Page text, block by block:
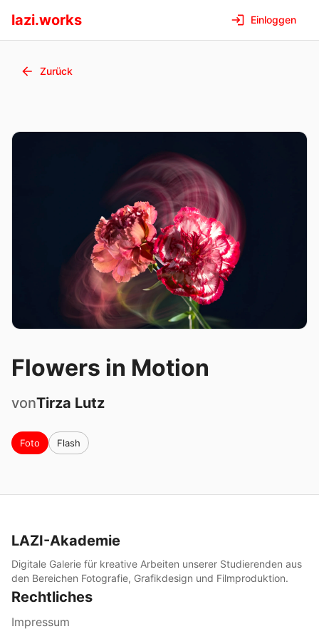
lazi.works Einloggen
Zurück
Flowers in Motion
vonTirza Lutz
Foto Flash
LAZI-Akademie
Digitale Galerie für kreative Arbeiten unserer Studierenden aus
den Bereichen Fotografie, Grafikdesign und Filmproduktion.
Rechtliches
Impressum